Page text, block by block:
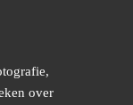
over